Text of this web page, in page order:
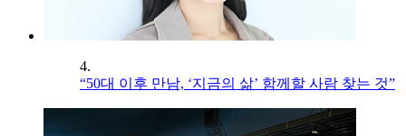
4.
“50대 이후 만남, ‘지금의 삶’ 함께할 사람 찾는 것”